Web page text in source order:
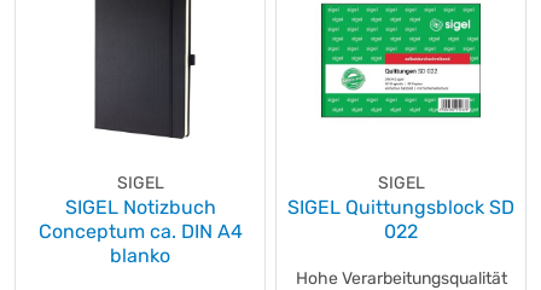
SIGEL
SIGEL Notizbuch
Conceptum ca. DIN A4
blanko
SIGEL
SIGEL Quittungsblock SD
022
Hohe Verarbeitungsqualität